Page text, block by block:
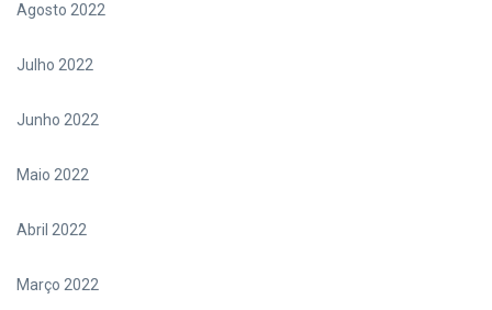
Agosto 2022
Julho 2022
Junho 2022
Maio 2022
Abril 2022
Março 2022